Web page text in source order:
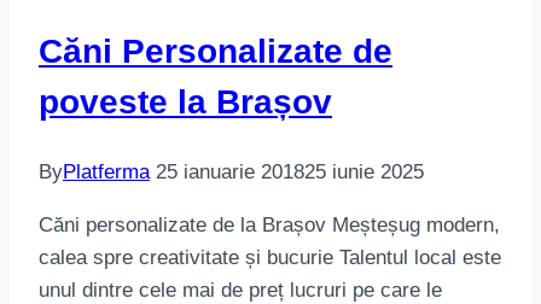
Căni Personalizate de
poveste la Brașov
ByPlatferma 25 ianuarie 201825 iunie 2025
Căni personalizate de la Brașov Meșteșug modern,
calea spre creativitate și bucurie Talentul local este
unul dintre cele mai de preț lucruri pe care le